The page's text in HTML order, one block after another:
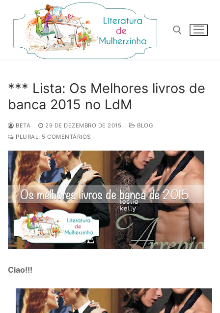
para
conteúdo
*** Lista: Os Melhores livros de
banca 2015 no LdM
BETA 29 DE DEZEMBRO DE 2015
BLOG
PLURAL: 5 COMENTÁRIOS
Ciao!!!